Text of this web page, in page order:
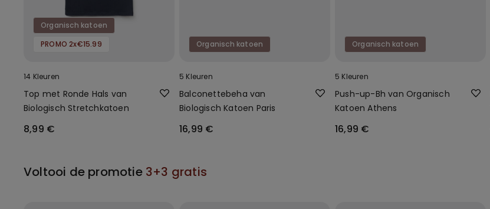
Organisch katoen
PROMO 2x€15.99
14 Kleuren
Top met Ronde Hals van
Biologisch Stretchkatoen
8,99 €
Organisch katoen
5 Kleuren
Balconettebeha van
Biologisch Katoen Paris
16,99 €
Organisch katoen
5 Kleuren
Push-up-Bh van Organisch
Katoen Athens
16,99 €
Voltooi de promotie 3+3 gratis